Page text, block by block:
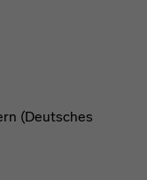
(Deutsches